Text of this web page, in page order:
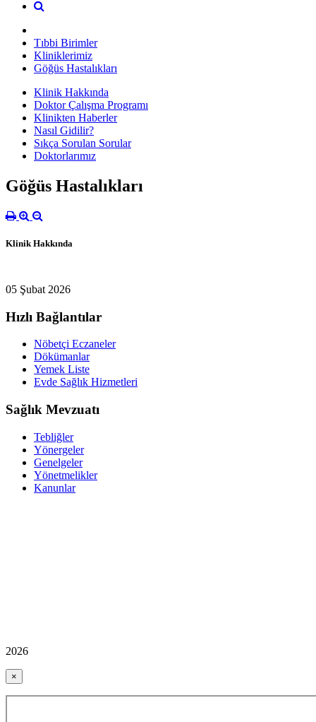
Tıbbi Birimler
Kliniklerimiz
Göğüs Hastalıkları
Klinik Hakkında
Doktor Çalışma Programı
Klinikten Haberler
Nasıl Gidilir?
Sıkça Sorulan Sorular
Doktorlarımız
Göğüs Hastalıkları
Klinik Hakkında
05 Şubat 2026
Hızlı Bağlantılar
Nöbetçi Eczaneler
Dökümanlar
Yemek Liste
Evde Sağlık Hizmetleri
Sağlık Mevzuatı
Tebliğler
Yönergeler
Genelgeler
Yönetmelikler
Kanunlar
2026
×